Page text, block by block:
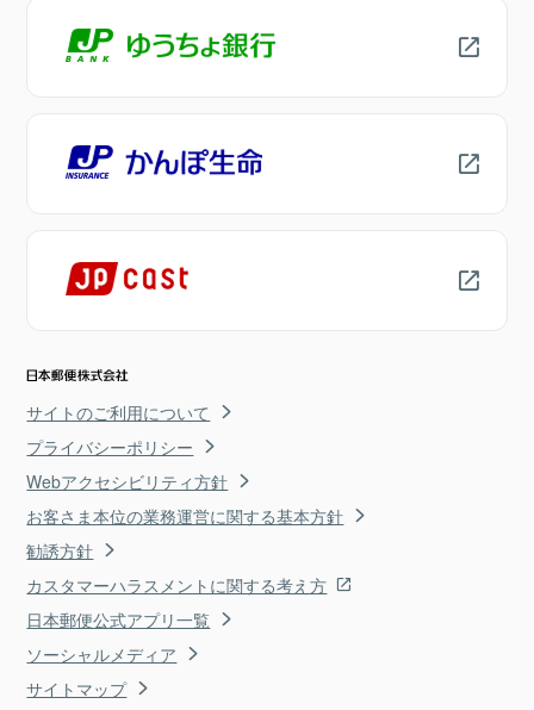
サイトのご利用について
プライバシーポリシー
Webアクセシビリティ方針
お客さま本位の業務運営に関する基本方針
勧誘方針
カスタマーハラスメントに関する考え方
日本郵便公式アプリ一覧
ソーシャルメディア
サイトマップ